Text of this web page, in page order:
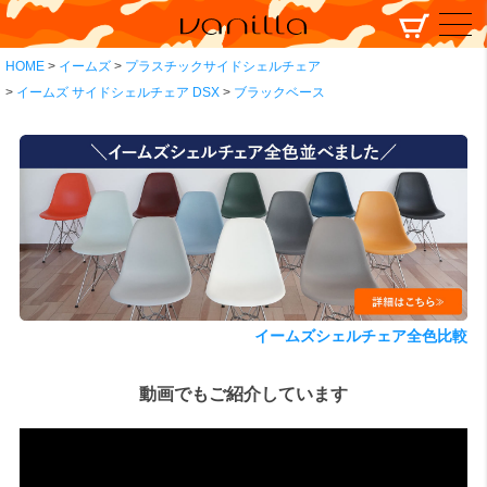
HOME イームズ
プラスチックサイドシェルチェア
イームズ サイドシェルチェア DSX
ブラックベース
イームズシェルチェア全色比較
動画でもご紹介しています